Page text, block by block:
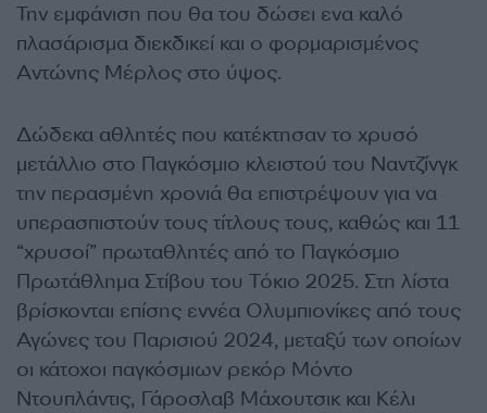
Την εμφάνιση που θα του δώσει ενα καλό
πλασάρισμα διεκδικεί και ο φορμαρισμένος
Αντώνης Μέρλος στο ύψος.
Δώδεκα αθλητές που κατέκτησαν το χρυσό
μετάλλιο στο Παγκόσμιο κλειστού του Ναντζίνγκ
την περασμένη χρονιά θα επιστρέψουν για να
υπερασπιστούν τους τίτλους τους, καθώς και 11
“χρυσοί” πρωταθλητές από το Παγκόσμιο
Πρωτάθλημα Στίβου του Τόκιο 2025. Στη λίστα
βρίσκονται επίσης εννέα Ολυμπιονίκες από τους
Αγώνες του Παρισιού 2024, μεταξύ των οποίων
οι κάτοχοι παγκόσμιων ρεκόρ Μόντο
Ντουπλάντις, Γάροσλαβ Μάχουτσικ και Κέλι